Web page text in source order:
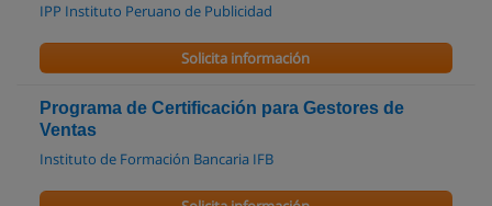
IPP Instituto Peruano de Publicidad
Solicita información
Programa de Certificación para Gestores de
Ventas
Instituto de Formación Bancaria IFB